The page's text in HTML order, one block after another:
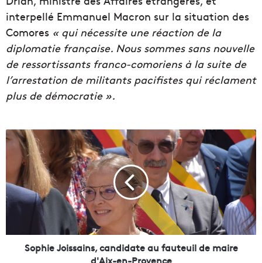
interpellé Emmanuel Macron sur la situation des
Comores « qui nécessite une réaction de la
diplomatie française. Nous sommes sans nouvelle
de ressortissants franco-comoriens à la suite de
l’arrestation de militants pacifistes qui réclament
plus de démocratie ».
S
i
e
J
i
Sophie Joissains, candidate au fauteuil de maire
d'Aix-en-Provence